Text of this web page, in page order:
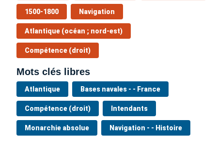
1500-1800 Navigation
Atlantique (océan ; nord-est)
Compétence (droit)
Mots clés libres
Atlantique Bases navales - - France
Compétence (droit) Intendants
Monarchie absolue Navigation - - Histoire